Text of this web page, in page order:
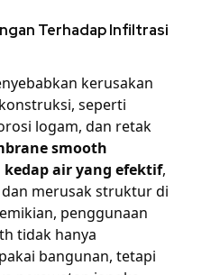
Terhadap Infiltrasi
kerusakan
seperti
logam, dan retak
smooth
air yang efektif,
merusak struktur di
penggunaan
tidak hanya
bangunan, tetapi